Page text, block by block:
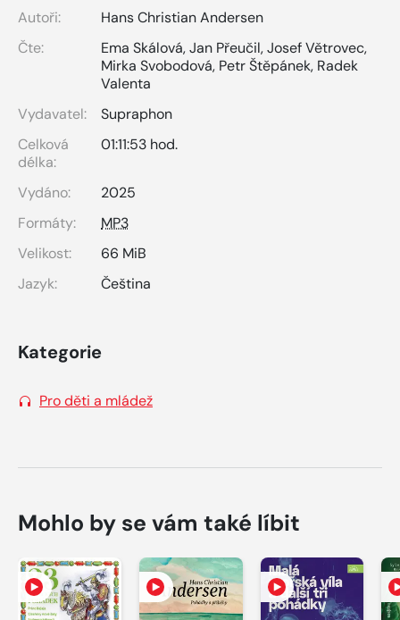
Autoři:
Hans Christian Andersen
Čte:
Ema Skálová,Jan Přeučil,Josef Větrovec,
Mirka Svobodová, Petr Štěpánek, Radek
Valenta
Vydavatel:
Supraphon
Celková
délka:
01:11:53 hod.
Vydáno:
2025
Formáty:
MP3
Velikost:
66 MiB
Jazyk:
Čeština
Kategorie
Pro děti a mládež
Mohlo by se vám také líbit